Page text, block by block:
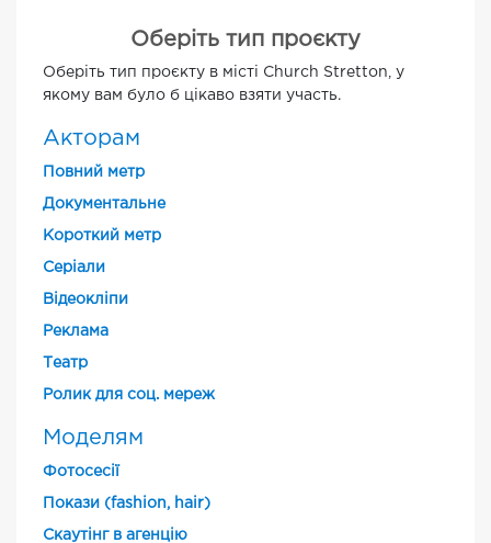
Оберіть тип проєкту
Оберіть тип проєкту в місті Church Stretton, у
якому вам було б цікаво взяти участь.
Акторам
Повний метр
Документальне
Короткий метр
Cеріали
Відеокліпи
Реклама
Театр
Ролик для соц. мереж
Моделям
Фотосесії
Покази (fashion, hair)
Скаутінг в агенцію